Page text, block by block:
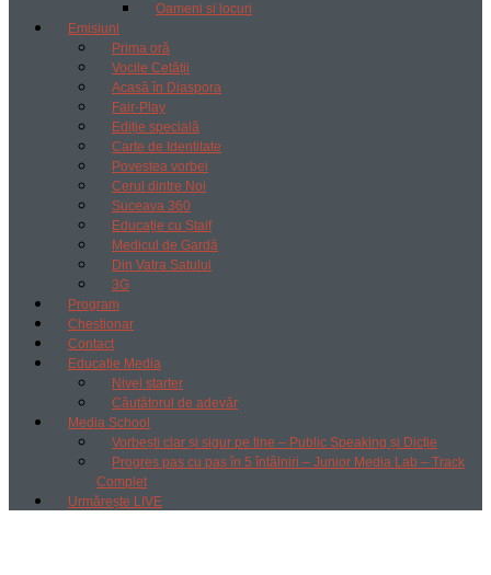
Oameni si locuri
Emisiuni
Prima oră
Vocile Cetății
Acasă în Diaspora
Fair-Play
Ediție specială
Carte de Identitate
Povestea vorbei
Cerul dintre Noi
Suceava 360
Educație cu Ștaif
Medicul de Gardă
Din Vatra Satului
3G
Program
Chestionar
Contact
Educație Media
Nivel starter
Căutătorul de adevăr
Media School
Vorbești clar și sigur pe tine – Public Speaking și Dicție
Progres pas cu pas în 5 întâlniri – Junior Media Lab – Track
Complet
Urmărește LIVE